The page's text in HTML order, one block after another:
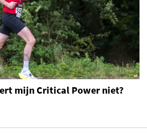
mijn Critical Power niet?